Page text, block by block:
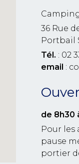
36 Rue
Portbail
Tél. : 02
email :
de 8h30
Pour les
pause
portier